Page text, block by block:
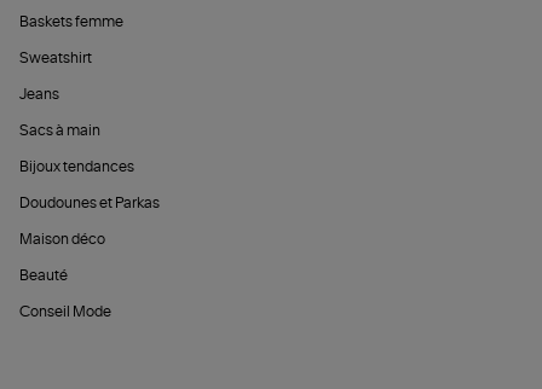
Baskets femme
Sweatshirt
Jeans
Sacs à main
Bijoux tendances
Doudounes et Parkas
Maison déco
Beauté
Conseil Mode